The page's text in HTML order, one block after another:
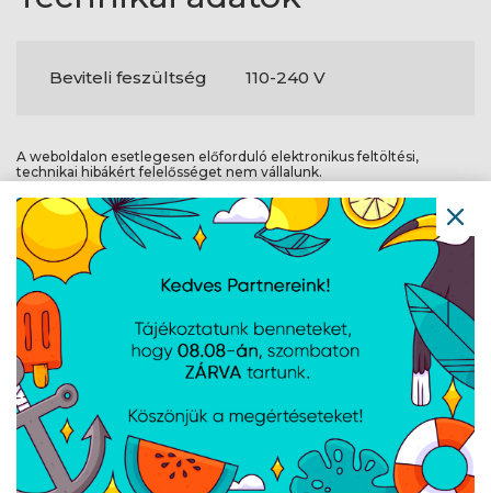
Beviteli feszültség 110-240 V
A weboldalon esetlegesen előforduló elektronikus feltöltési,
technikai hibákért felelősséget nem vállalunk.
AJÁNLATUNKBÓL